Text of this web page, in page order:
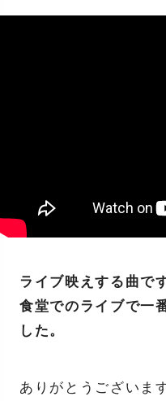
ライブ映えする曲で
食堂でのライブで一
した。
ありがとうございま